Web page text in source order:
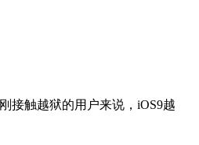
接触越狱的用户来说，iOS9越